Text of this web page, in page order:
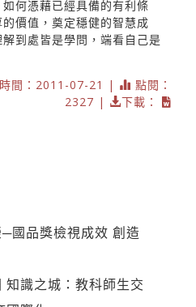
何憑藉已經具備的有利條
價值，奠定穩健的智慧成
到處皆是學問，端看自己是
間：2011-07-21 |
點閱：
2327 |
下載：
國品獎檢視成效 創造
知識之城：教科師生交